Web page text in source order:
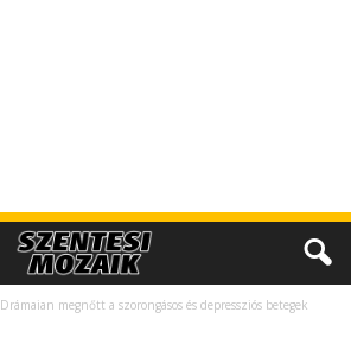
Drámaian megnőtt a szorongásos és depressziós betegek